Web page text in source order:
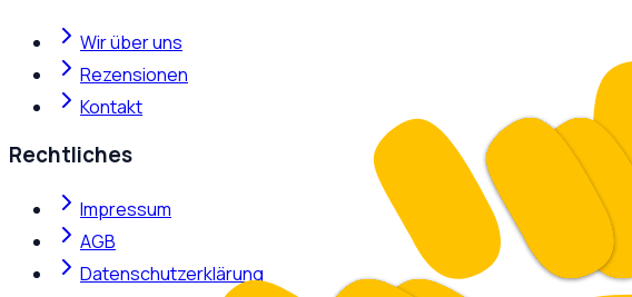
Wir über uns
Rezensionen
Kontakt
Rechtliches
Impressum
AGB
Datenschutzerklärung